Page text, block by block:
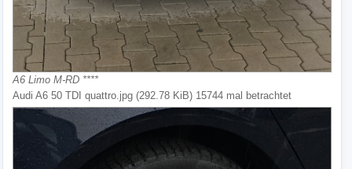
A6 Limo M-RD ****
Audi A6 50 TDI quattro.jpg (292.78 KiB) 15744 mal betrachtet